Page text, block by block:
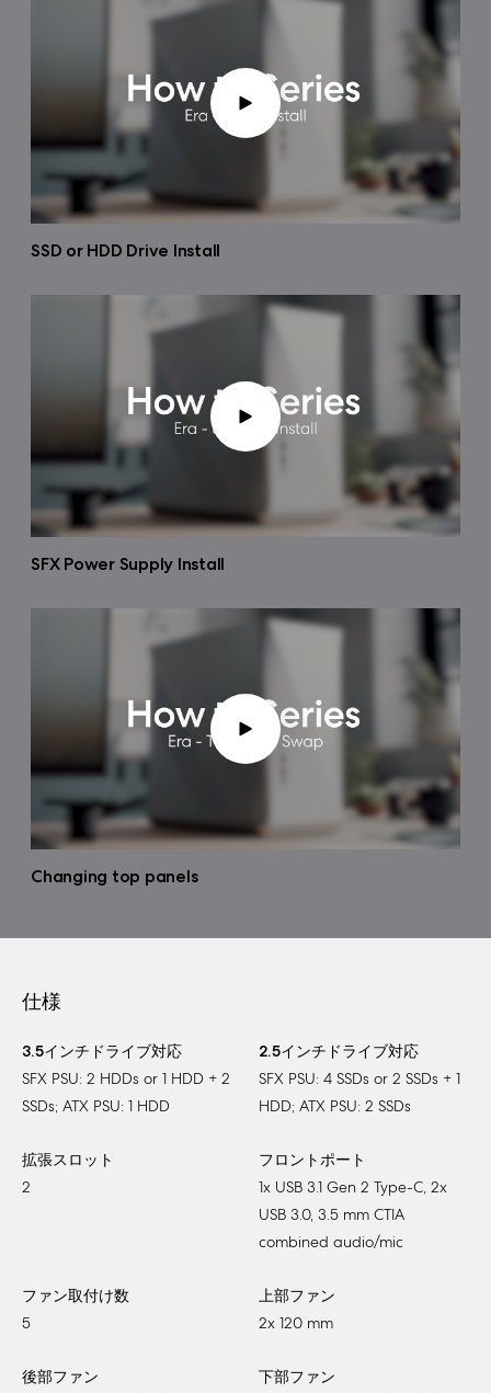
SSD or HDD Drive Install
SFX Power Supply Install
Changing top panels
仕様
3.5インチドライブ対応
SFX PSU: 2 HDDs or 1 HDD + 2
SSDs; ATX PSU: 1 HDD
2.5インチドライブ対応
SFX PSU: 4 SSDs or 2 SSDs + 1
HDD; ATX PSU: 2 SSDs
拡張スロット
2
フロントポート
1x USB 3.1 Gen 2 Type-C, 2x
USB 3.0, 3.5 mm CTIA
combined audio/mic
ファン取付け数
5
上部ファン
2x 120 mm
後部ファン
下部ファン